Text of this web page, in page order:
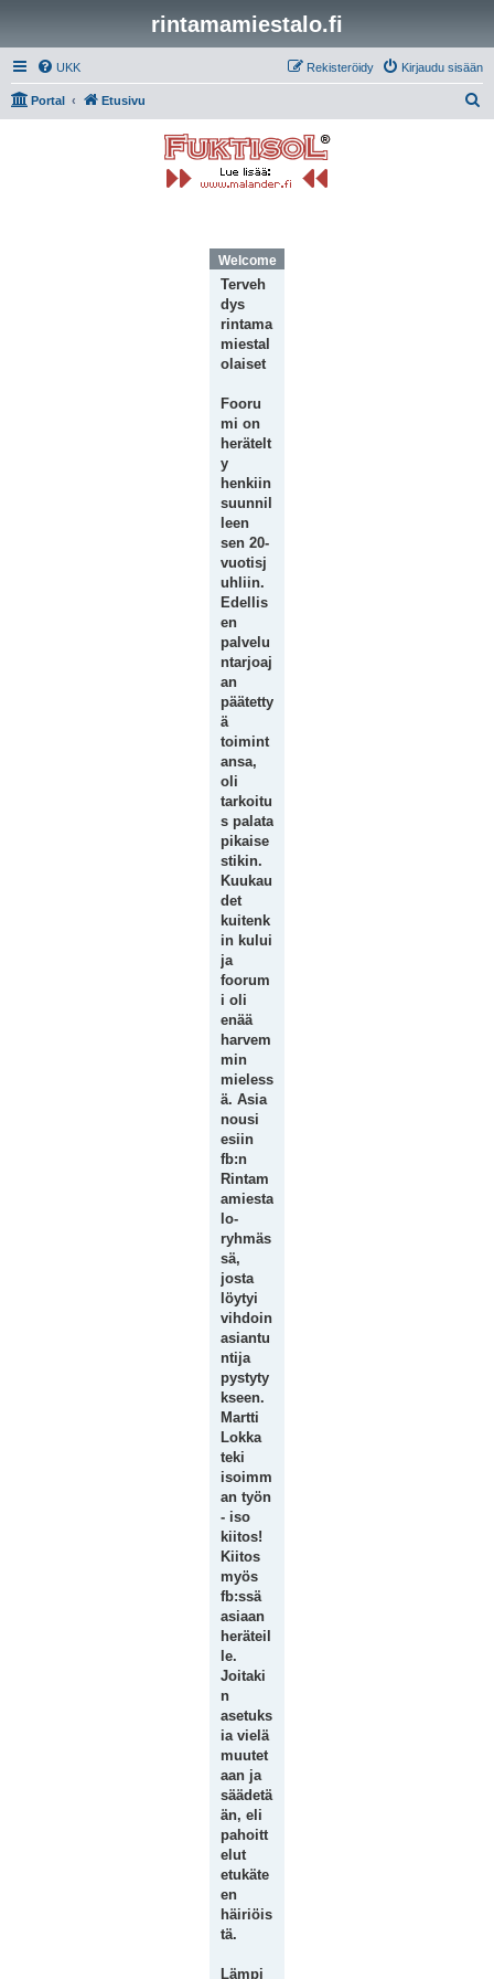
rintamamiestalo.fi
UKK Kirjaudu sisään
Rekisteröidy
Portal Etusivu
Welcome Message
Terveh
dys
rintama
miestal
olaiset
Fooru
mi on
herätelt
y
henkiin
suunnil
leen
sen 20-
vuotisj
uhliin.
Edellis
en
palvelu
ntarjoaj
an
päätetty
ä
toimint
ansa,
oli
tarkoitu
s palata
pikaise
stikin.
Kuukau
det
kuitenk
in kului
ja
foorum
i oli
enää
harvem
min
mieless
ä. Asia
nousi
esiin
fb:n
Rintam
amiesta
lo-
ryhmäs
sä,
josta
löytyi
vihdoin
asiantu
ntija
pystyty
kseen.
Martti
Lokka
teki
isoimm
an työn
- iso
kiitos!
Kiitos
myös
fb:ssä
asiaan
heräteil
le.
Joitaki
n
asetuks
ia vielä
muutet
aan ja
säädetä
än, eli
pahoitt
elut
etukäte
en
häiriöis
tä.
Lämpi